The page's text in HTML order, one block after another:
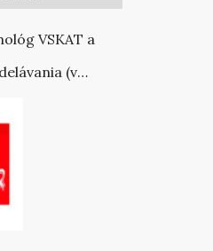
VSKAT a
(v